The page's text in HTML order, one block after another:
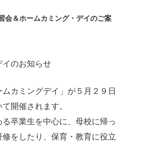
会＆ホームカミング・デイのご案
のお知らせ
カミングデイ」が５月２９日
開催されます。
卒業生を中心に、母校に帰っ
をしたり、保育・教育に役立